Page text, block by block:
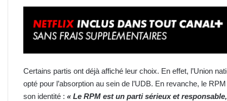
Certains partis ont déjà affiché leur choix. En effet, l’Union
opté pour l’absorption au sein de l’UDB. En revanche, le
son identité : « Le RPM est un parti sérieux et